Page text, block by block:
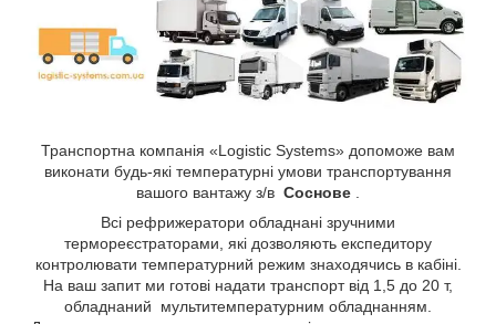
Транспортна компанія «Logistic Systems» допоможе вам
виконати будь-які температурні умови транспортування
вашого вантажу з/в Соснове​​​​​​​
Всі рефрижератори обладнані зручними
термореєстраторами, які дозволяють експедитору
контролювати температурний режим знаходячись в кабіні.
На ваш запит ми готові надати транспорт від 1,5 до 20 т,
обладнаний мультитемпературним обладнанням.